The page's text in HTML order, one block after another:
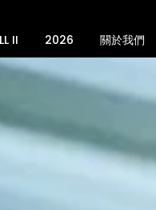
II 2026 關於我們